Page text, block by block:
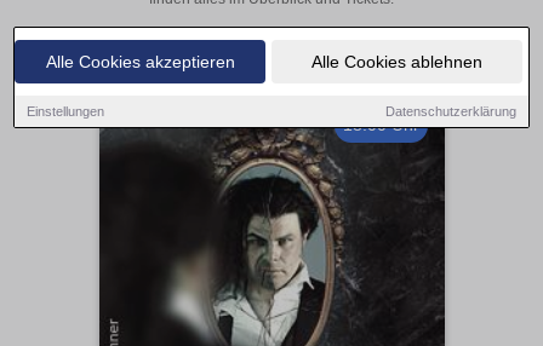
Alle Cookies akzeptieren Alle Cookies ablehnen
Einstellungen Datenschutzerklärung
18:00 Uhr